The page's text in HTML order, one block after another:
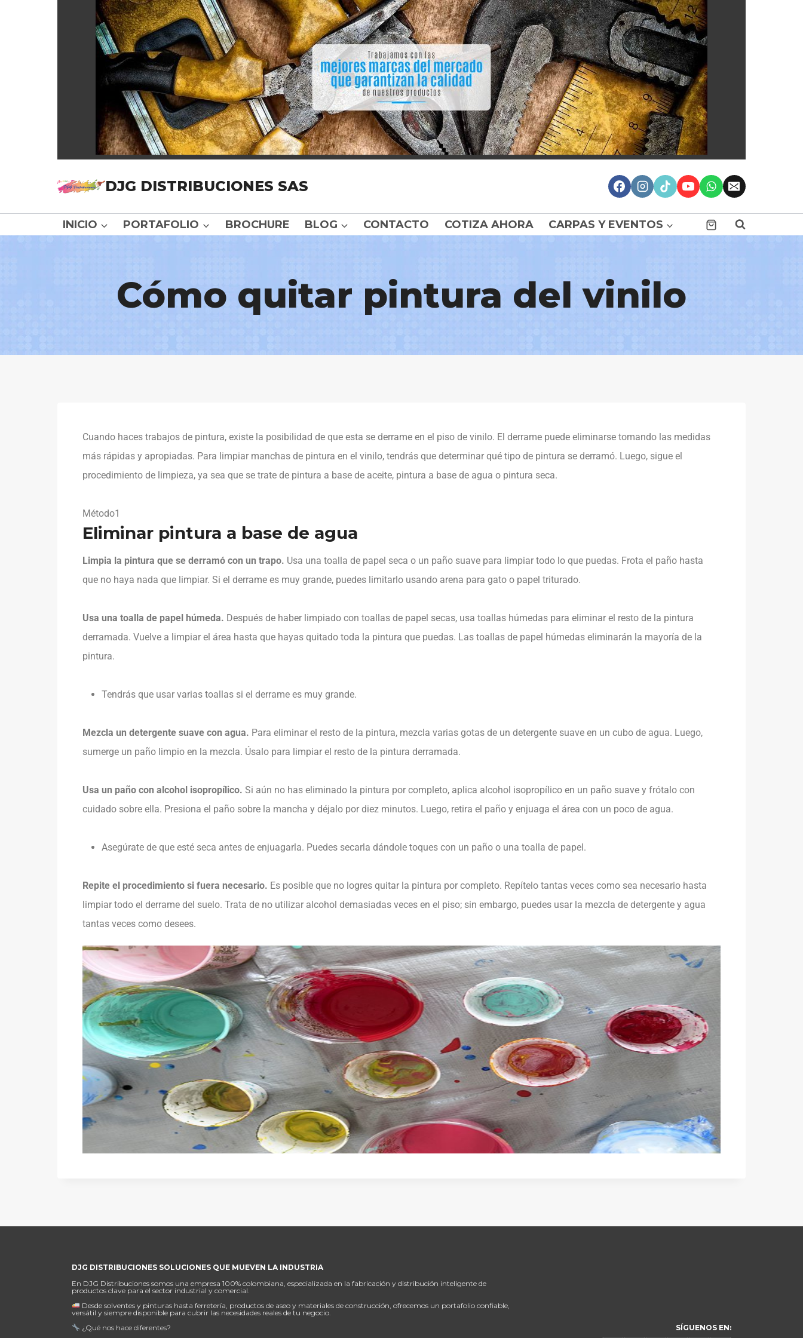
DJG DISTRIBUCIONES SAS
INICIO PORTAFOLIO BROCHURE BLOG CONTACTO COTIZA AHORA CARPAS Y EVENTOS
Cómo quitar pintura del vinilo
Cuando haces trabajos de pintura, existe la posibilidad de que esta se derrame en el piso de vinilo. El derrame puede eliminarse tomando las medidas
más rápidas y apropiadas. Para limpiar manchas de pintura en el vinilo, tendrás que determinar qué tipo de pintura se derramó. Luego, sigue el
procedimiento de limpieza, ya sea que se trate de pintura a base de aceite, pintura a base de agua o pintura seca.
Método1
Eliminar pintura a base de agua
Limpia la pintura que se derramó con un trapo. Usa una toalla de papel seca o un paño suave para limpiar todo lo que puedas. Frota el paño hasta
que no haya nada que limpiar. Si el derrame es muy grande, puedes limitarlo usando arena para gato o papel triturado.
Usa una toalla de papel húmeda. Después de haber limpiado con toallas de papel secas, usa toallas húmedas para eliminar el resto de la pintura
derramada. Vuelve a limpiar el área hasta que hayas quitado toda la pintura que puedas. Las toallas de papel húmedas eliminarán la mayoría de la
pintura.
Tendrás que usar varias toallas si el derrame es muy grande.
Mezcla un detergente suave con agua. Para eliminar el resto de la pintura, mezcla varias gotas de un detergente suave en un cubo de agua. Luego,
sumerge un paño limpio en la mezcla. Úsalo para limpiar el resto de la pintura derramada.
Usa un paño con alcohol isopropílico. Si aún no has eliminado la pintura por completo, aplica alcohol isopropílico en un paño suave y frótalo con
cuidado sobre ella. Presiona el paño sobre la mancha y déjalo por diez minutos. Luego, retira el paño y enjuaga el área con un poco de agua.
Asegúrate de que esté seca antes de enjuagarla. Puedes secarla dándole toques con un paño o una toalla de papel.
Repite el procedimiento si fuera necesario. Es posible que no logres quitar la pintura por completo. Repítelo tantas veces como sea necesario hasta
limpiar todo el derrame del suelo. Trata de no utilizar alcohol demasiadas veces en el piso; sin embargo, puedes usar la mezcla de detergente y agua
tantas veces como desees.
DJG DISTRIBUCIONES SOLUCIONES QUE MUEVEN LA INDUSTRIA
En DJG Distribuciones somos una empresa 100% colombiana, especializada en la fabricación y distribución inteligente de
productos clave para el sector industrial y comercial.
Desde solventes y pinturas hasta ferretería, productos de aseo y materiales de construcción, ofrecemos un portafolio confiable,
versátil y siempre disponible para cubrir las necesidades reales de tu negocio.
¿Qué nos hace diferentes?
SÍGUENOS EN: